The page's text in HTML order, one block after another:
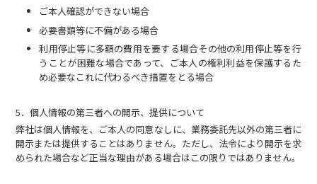
ご本人確認ができない場合
必要書類等に不備がある場合
利用停止等に多額の費用を要する場合その他の利用停止等を行
うことが困難な場合であって、ご本人の権利利益を保護するた
め必要なこれに代わるべき措置をとる場合
5．個人情報の第三者への開示、提供について
弊社は個人情報を、ご本人の同意なしに、業務委託先以外の第三者に
開示または提供することはありません。ただし、法令により開示を求
められた場合など正当な理由がある場合はこの限りではありません。